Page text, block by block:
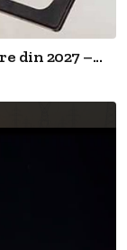
din 2027 –...